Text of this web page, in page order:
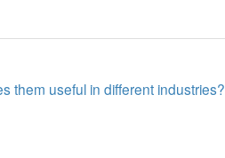
them useful in different industries?